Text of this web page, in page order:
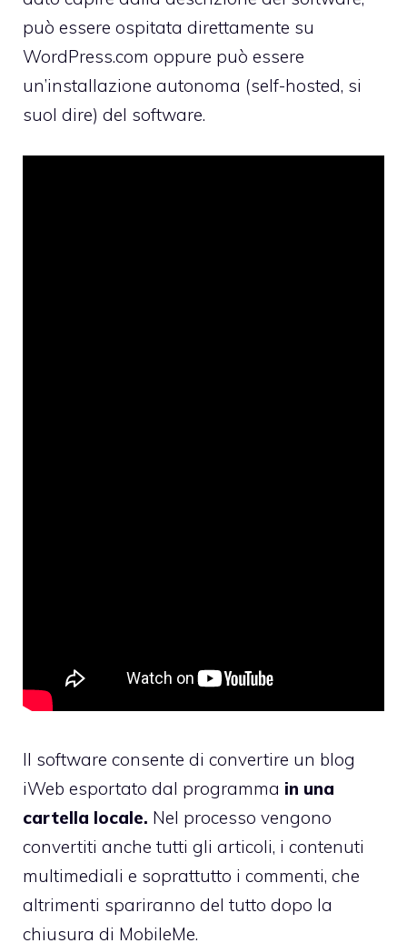
può essere ospitata direttamente su
WordPress.com oppure può essere
un’installazione autonoma (self-hosted, si
suol dire) del software.
Il software consente di convertire un blog
iWeb esportato dal programma in una
cartella locale. Nel processo vengono
convertiti anche tutti gli articoli, i contenuti
multimediali e soprattutto i commenti, che
altrimenti spariranno del tutto dopo la
chiusura di MobileMe.